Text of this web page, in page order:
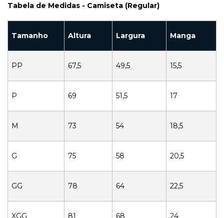
Tabela de Medidas - Camiseta (Regular)
Tamanho Altura Largura Manga
PP 67,5 49,5 15,5
P 69 51,5 17
M 73 54 18,5
G 75 58 20,5
GG 78 64 22,5
XGG 81 68 24